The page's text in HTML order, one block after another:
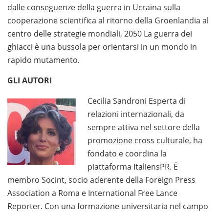
dalle conseguenze della guerra in Ucraina sulla
cooperazione scientifica al ritorno della Groenlandia al
centro delle strategie mondiali, 2050 La guerra dei
ghiacci è una bussola per orientarsi in un mondo in
rapido mutamento.
GLI AUTORI
Cecilia Sandroni Esperta di
relazioni internazionali, da
sempre attiva nel settore della
promozione cross culturale, ha
fondato e coordina la
piattaforma ItaliensPR. É
membro Socint, socio aderente della Foreign Press
Association a Roma e International Free Lance
Reporter. Con una formazione universitaria nel campo